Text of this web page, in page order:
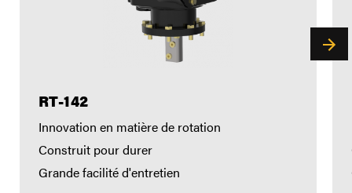
RT-142
Innovation en matière de rotation
Construit pour durer
Grande facilité d'entretien